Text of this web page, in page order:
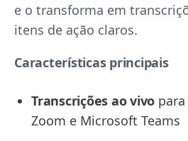
e o transforma em
itens de ação claros.
Características principais
Transcrições ao vivo
Zoom e Microsoft Teams